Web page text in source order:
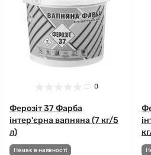
0
Ферозіт 37 Фарба
інтер'єрна вапняна (7 кг/5
л)
Немає в наявності